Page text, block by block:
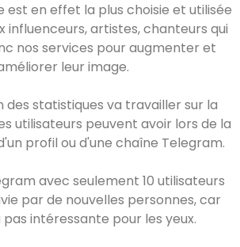
en effet la plus choisie et utilisée
influenceurs, artistes, chanteurs qui
nos services pour augmenter et
leur image.
des statistiques va travailler sur la
utilisateurs peuvent avoir lors de la
profil ou d'une chaîne Telegram.
avec seulement 10 utilisateurs
par de nouvelles personnes, car
intéressante pour les yeux.